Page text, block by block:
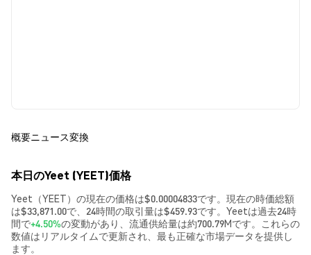
概要ニュース変換
本日のYeet (YEET)価格
Yeet（YEET）の現在の価格は$0.00004833です。現在の時価総額
は$33,871.00で、24時間の取引量は$459.93です。Yeetは過去24時
間で+4.50%の変動があり、流通供給量は約700.79Mです。これらの
数値はリアルタイムで更新され、最も正確な市場データを提供し
ます。